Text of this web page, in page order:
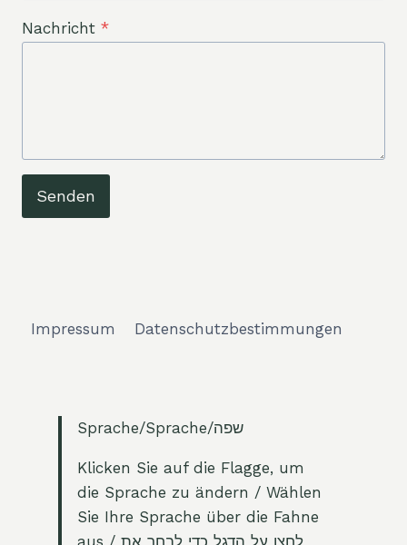
Nachricht *
Senden
Impressum Datenschutzbestimmungen
Sprache/Sprache/שפה
Klicken Sie auf die Flagge, um
die Sprache zu ändern / Wählen
Sie Ihre Sprache über die Fahne